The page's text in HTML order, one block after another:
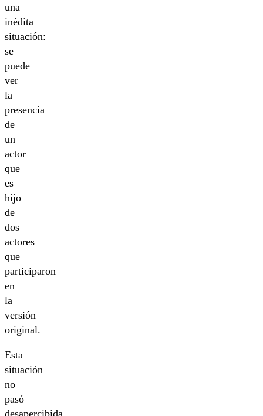
una
inédita
situación:
se
puede
ver
la
presencia
de
un
actor
que
es
hijo
de
dos
actores
que
participaron
en
la
versión
original.
Esta
situación
no
pasó
desapercibida,